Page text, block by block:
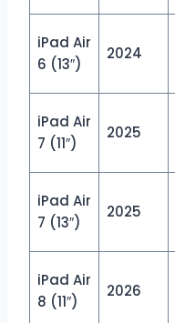
iPad Air
6 (13″)
2024
iPad Air
7 (11″)
2025
iPad Air
7 (13″)
2025
iPad Air
8 (11″)
2026